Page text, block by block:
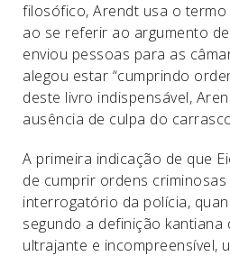
filosófico, Arendt usa o termo
ao se referir ao argumento
enviou pessoas para as
alegou estar “cumprindo
deste livro indispensável,
ausência de culpa do
A primeira indicação de que
de cumprir ordens
interrogatório da polícia,
segundo a definição kantiana
ultrajante e incompreensível,